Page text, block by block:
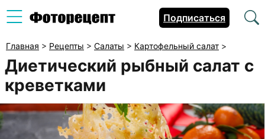
Подписаться
Главная > Рецепты > Салаты > Картофельный салат >
Диетический рыбный салат с
креветками